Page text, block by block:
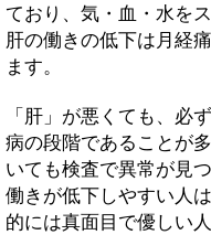
ており、気・血・水を
肝の働きの低下は月経
ます。
「肝」が悪くても、必
病の段階であることが
いても検査で異常が見
働きが低下しやすい人
的には真面目で優しい